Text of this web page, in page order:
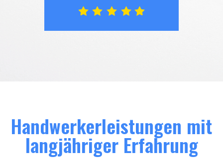
Handwerkerleistungen mit
langjähriger Erfahrung